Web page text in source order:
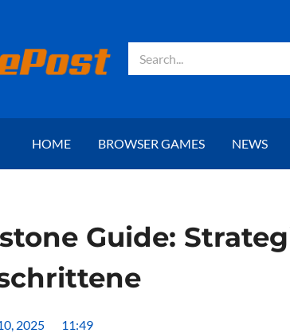
Suche
HOME BROWSER GAMES NEWS
Guide:
2025 11:49